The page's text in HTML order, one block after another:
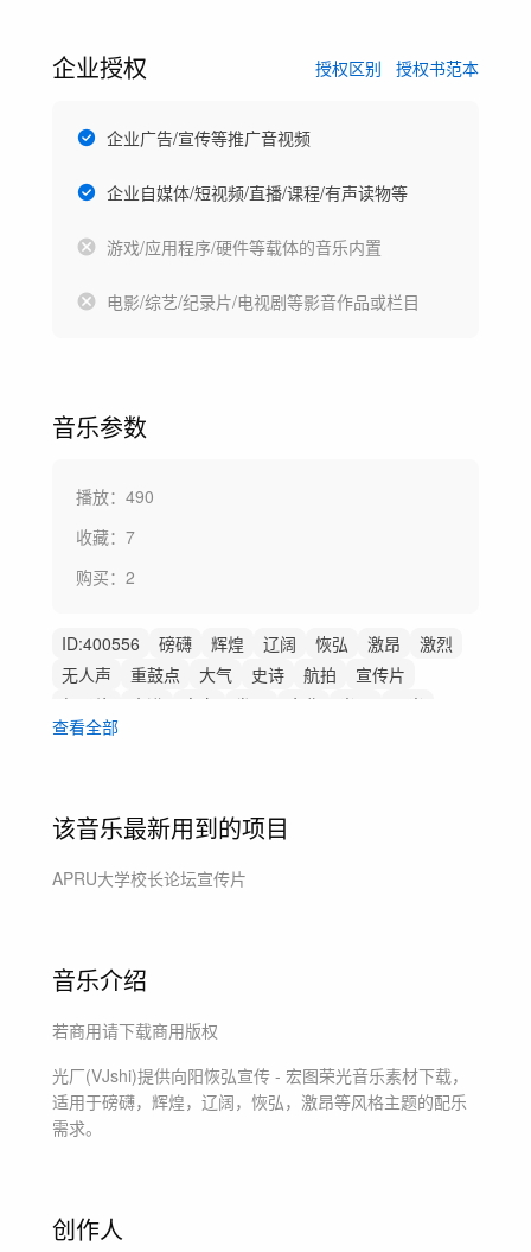
企业授权 授权区别 授权书范本
企业广告/宣传等推广音视频
企业自媒体/短视频/直播/课程/有声读物等
游戏/应用程序/硬件等载体的音乐内置
电影/综艺/纪录片/电视剧等影音作品或栏目
音乐参数
播放： 490
收藏： 7
购买： 2
ID:400556 磅礴 辉煌 辽阔 恢弘 激昂
激烈
无人声
重鼓点 大气 史诗 航拍
宣传片
纪录片
奋进 高亢 发展 企业 光明
曙光
荣誉
震撼
查看全部
该音乐最新用到的项目
APRU大学校长论坛宣传片
音乐介绍
若商用请下载商用版权
光厂(VJshi)提供向阳恢弘宣传 - 宏图荣光音乐素材下载，
适用于磅礴，辉煌，辽阔，恢弘，激昂等风格主题的配乐
需求。
创作人